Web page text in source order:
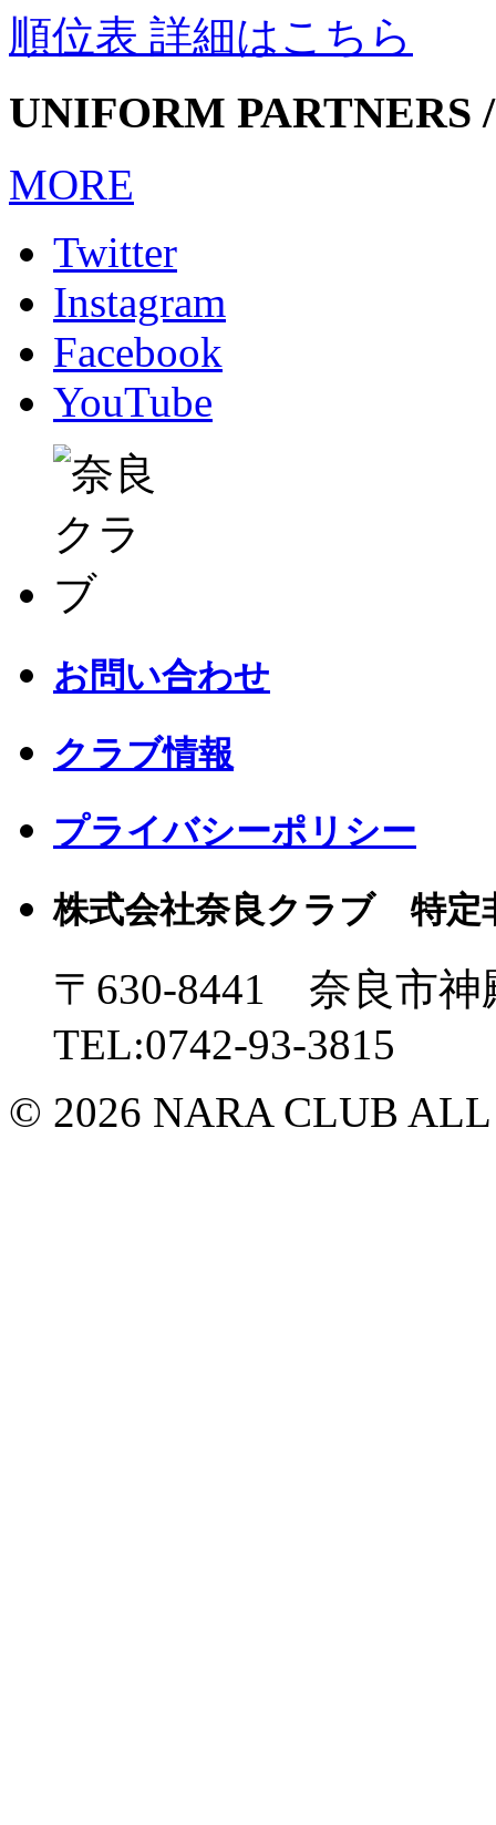
順位表 詳細はこちら
UNIFORM PARTNERS
MORE
Twitter
Instagram
Facebook
YouTube
お問い合わせ
クラブ情報
プライバシーポリシー
株式会社奈良クラブ 特定
〒630-8441 奈良市
TEL:0742-93-3815
© 2026 NARA CLUB ALL